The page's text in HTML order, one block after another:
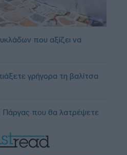
που αξίζει να
γρήγορα τη βαλίτσα
Πάργας που θα λατρέψετε